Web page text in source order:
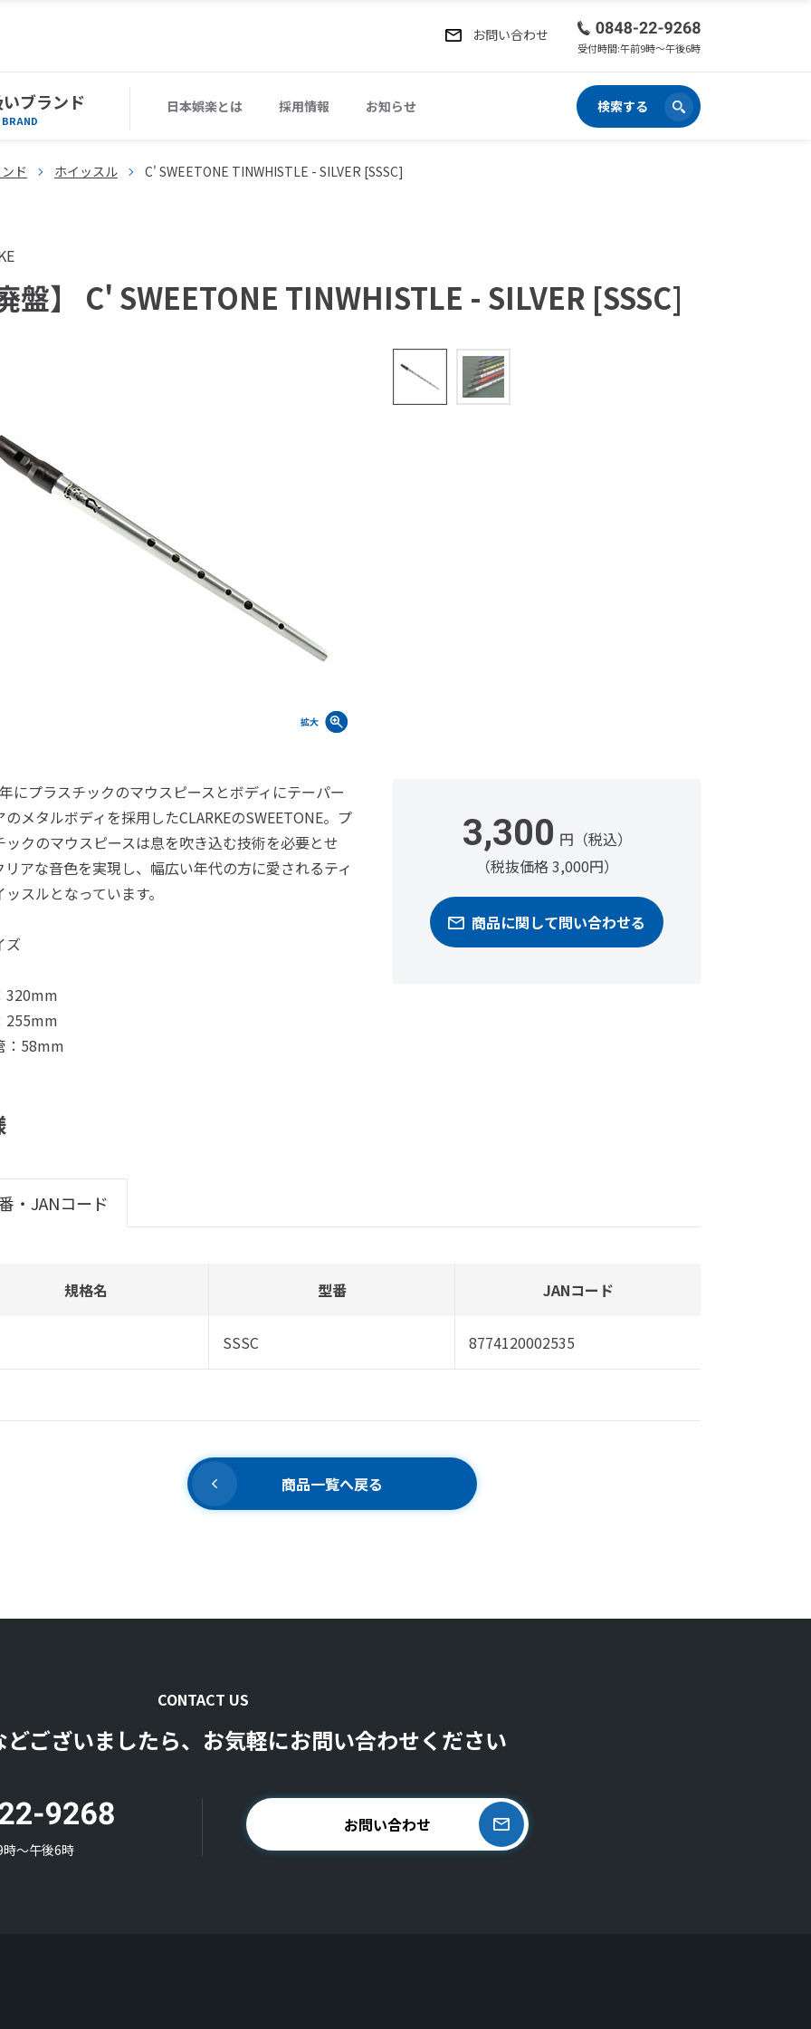
お問い合わせ
受付時間:午前9時〜午後6時
ブランド
BRAND
日本娯楽とは 採用情報 お知らせ 検索する
ド ホイッスル C' SWEETONE TINWHISTLE - SILVER [SSSC]
盤】 C' SWEETONE TINWHISTLE - SILVER [SSSC]
にプラスチックのマウスピースとボディにテーパー
のメタルボディを採用したCLARKEのSWEETONE。プ
ックのマウスピースは息を吹き込む技術を必要とせ
リアな音色を実現し、幅広い年代の方に愛されるティ
スルとなっています。
ズ
320mm
255mm
：58mm
3,300 円（税込）
（税抜価格 3,000円）
商品に関して問い合わせる
・JANコード
規格名 型番 JANコード
SSSC 8774120002535
商品一覧へ戻る
CONTACT US
ございましたら、お気軽にお問い合わせください
〜午後6時
お問い合わせ